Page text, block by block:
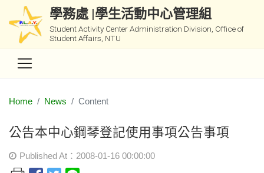
學務處 |學生活動中心管理組
Student Activity Center Administration Division, Office of
Student Affairs, NTU
Home News Content
公告本中心鋼琴登記使用事項公告事項
Published At：2008-01-16 00:00:00